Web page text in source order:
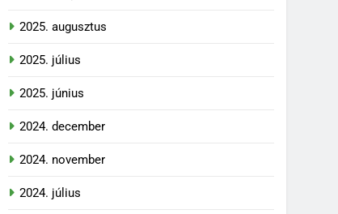
2025. augusztus
2025. július
2025. június
2024. december
2024. november
2024. július